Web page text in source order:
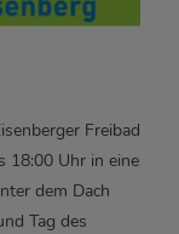
Freibad
18:00 Uhr in eine
dem Dach
Tag des